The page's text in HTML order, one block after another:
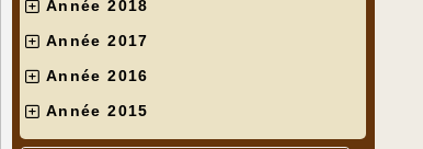
Année 2018
Année 2017
Année 2016
Année 2015